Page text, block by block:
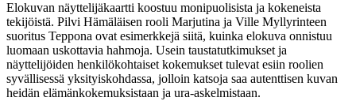
Elokuvan näyttelijäkaartti koostuu monipuolisista ja kokeneista
tekijöistä. Pilvi Hämäläisen rooli Marjutina ja Ville Myllyrinteen
suoritus Teppona ovat esimerkkejä siitä, kuinka elokuva onnistuu
luomaan uskottavia hahmoja. Usein taustatutkimukset ja
näyttelijöiden henkilökohtaiset kokemukset tulevat esiin roolien
syvällisessä yksityiskohdassa, jolloin katsoja saa autenttisen kuvan
heidän elämänkokemuksistaan ja ura-askelmistaan.